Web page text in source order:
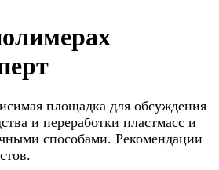
площадка для обсуждения
и переработки пластмасс и
способами. Рекомендации